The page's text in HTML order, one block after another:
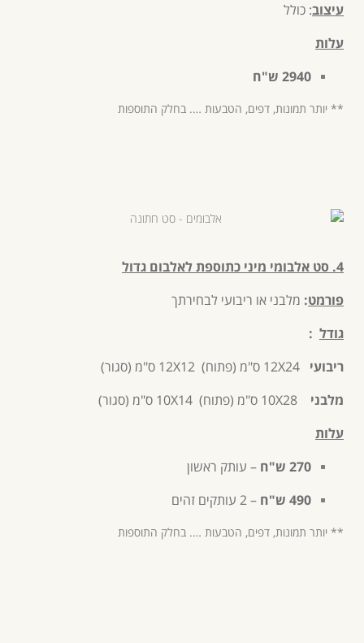
עיצוב: כולל
עלות
2940 ש"ח
** יותר תמונות, דפים, הטבעות …. בחלק התוספות
4. סט אלבומי מיני כתוספת לאלבום גדול
פורמט: מלבני או ריבועי לבחירתך
גודל :
ריבועי 12X24 ס"מ (פתוח) 12X12 ס"מ (סגור)
מלבני 10X28 ס"מ (פתוח) 10X14 ס"מ (סגור)
עלות
270 ש"ח
– עותק ראשון
490 ש"ח – 2 עותקים זהים
** יותר תמונות, דפים, הטבעות …. בחלק התוספות